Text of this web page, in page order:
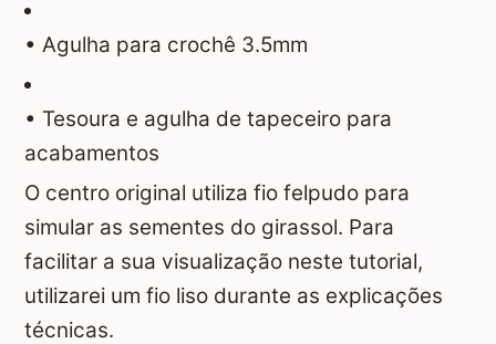
• Agulha para crochê 3.5mm
• Tesoura e agulha de tapeceiro para
acabamentos
O centro original utiliza fio felpudo para
simular as sementes do girassol. Para
facilitar a sua visualização neste tutorial,
utilizarei um fio liso durante as explicações
técnicas.